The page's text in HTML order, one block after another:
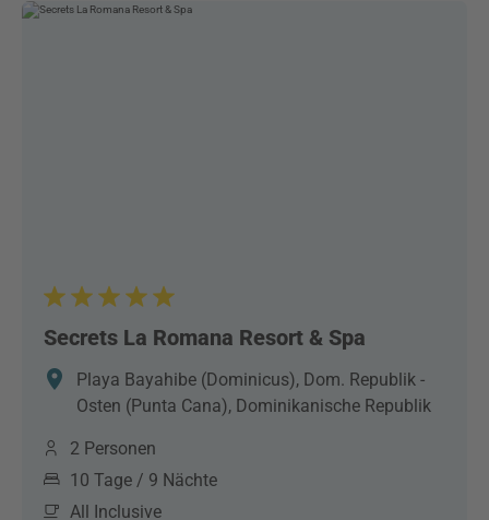
Secrets La Romana Resort & Spa
Playa Bayahibe (Dominicus), Dom. Republik -
Osten (Punta Cana), Dominikanische Republik
2 Personen
10 Tage / 9 Nächte
All Inclusive